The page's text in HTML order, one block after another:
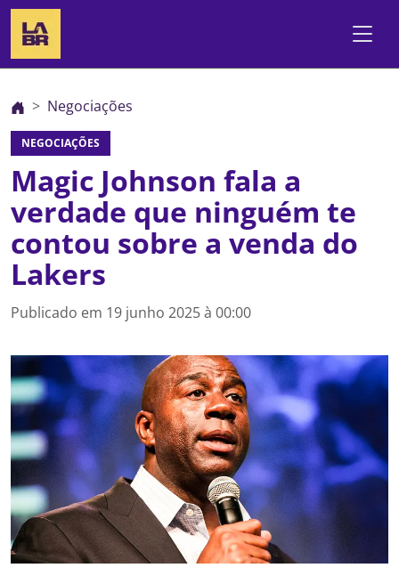
Negociações
NEGOCIAÇÕES
Magic Johnson fala a
verdade que ninguém te
contou sobre a venda do
Lakers
Publicado em 19 junho 2025 à 00:00